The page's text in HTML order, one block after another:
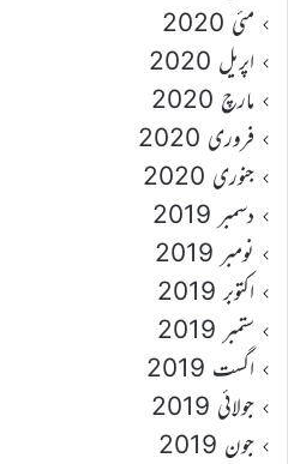
مئی 2020
اپریل 2020
مارچ 2020
فروری 2020
جنوری 2020
دسمبر 2019
نومبر 2019
اکتوبر 2019
ستمبر 2019
اگست 2019
جولائی 2019
جون 2019